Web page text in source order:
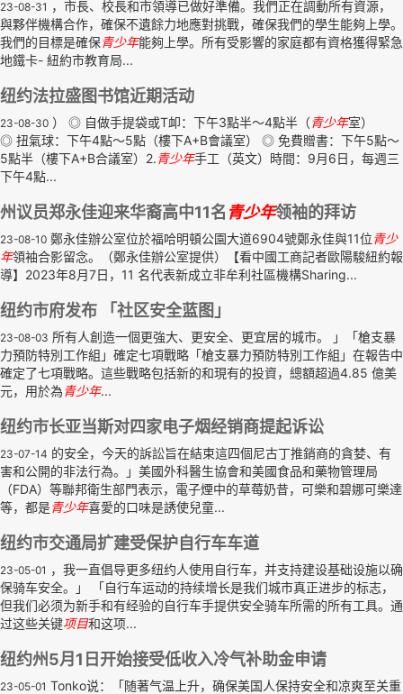
23-08-31 ，市長、校長和市領導已做好準備。我們正在調動所有資源，
與夥伴機構合作，確保不遺餘力地應對挑戰，確保我們的學生能夠上學。
我們的目標是確保青少年能夠上學。所有受影響的家庭都有資格獲得緊急
地鐵卡- 紐約市教育局...
纽约法拉盛图书馆近期活动
23-08-30 ） ◎ 自做手提袋或T卹：下午3點半～4點半（青少年室）
◎ 扭氣球：下午4點～5點（樓下A+B會議室） ◎ 免費贈書：下午5點～
5點半（樓下A+B合議室）2.青少年手工（英文）時間：9月6日，每週三
下午4點...
州议员郑永佳迎来华裔高中11名 青少年领袖的拜访
23-08-10 鄭永佳辦公室位於福哈明頓公園大道6904號鄭永佳與11位青少
年領袖合影留念。（鄭永佳辦公室提供）【看中國工商記者歐陽駿紐約報
導】2023年8月7日，11 名代表新成立非牟利社區機構Sharing...
纽约市府发布 「社区安全蓝图」
23-08-03 所有人創造一個更強大、更安全、更宜居的城市。 」「槍支暴
力預防特別工作組」確定七項戰略「槍支暴力預防特別工作組」在報告中
確定了七項戰略。這些戰略包括新的和現有的投資，總額超過4.85 億美
元，用於為青少年...
纽约市长亚当斯对四家电子烟经销商提起诉讼
23-07-14 的安全，今天的訴訟旨在結束這四個尼古丁推銷商的貪婪、有
害和公開的非法行為。」美國外科醫生協會和美國食品和藥物管理局
（FDA）等聯邦衛生部門表示，電子煙中的草莓奶昔，可樂和碧娜可樂達
等，都是青少年喜愛的口味是誘使兒童...
纽约市交通局扩建受保护自行车车道
23-05-01 ，我一直倡导更多纽约人使用自行车，并支持建设基础设施以确
保骑车安全。」 「自行车运动的持续增长是我们城市真正进步的标志，
但我们必须为新手和有经验的自行车手提供安全骑车所需的所有工具。通
过这些关键项目和这项...
纽约州5月1日开始接受低收入冷气补助金申请
23-05-01 Tonko说：「随著气温上升，确保美国人保持安全和凉爽至关重